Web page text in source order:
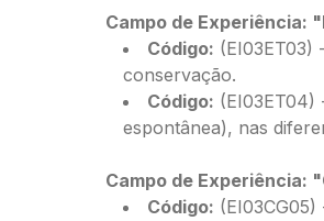
Campo de Experiência:
Código: ⁠(EI03ET03)
conservação.
Código: ⁠(EI03ET04)
espontânea), nas
Campo de Experiência:
Código: